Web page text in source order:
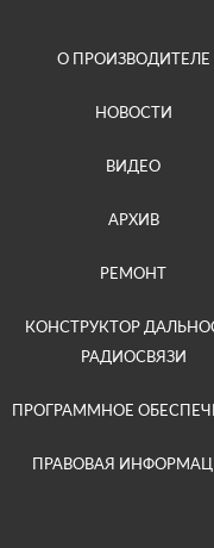
О ПРОИЗВОДИТЕЛЕ
НОВОСТИ
ВИДЕО
АРХИВ
РЕМОНТ
КОНСТРУКТОР
РАДИОСВЯЗИ
ПРОГРАММНОЕ
ПРАВОВАЯ